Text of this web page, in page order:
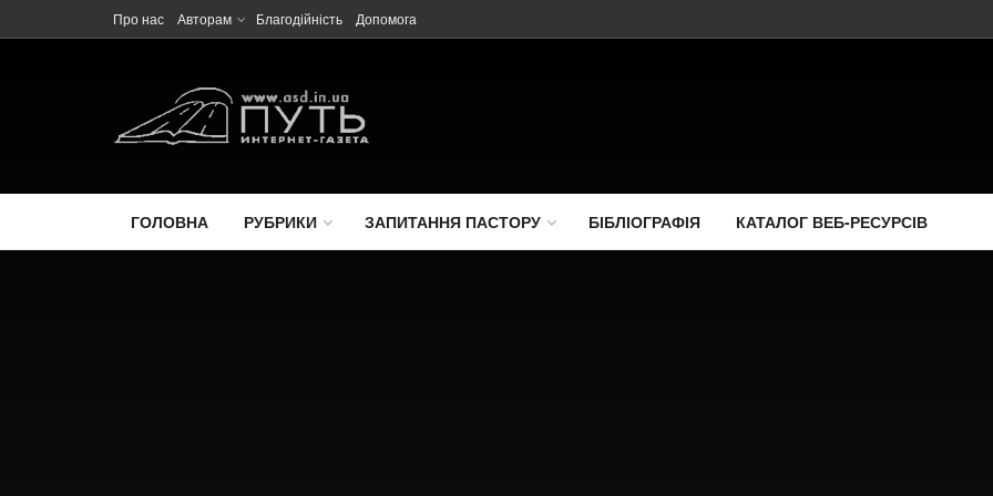
Про нас Авторам Благодійність Допомога
ГОЛОВНА РУБРИКИ ЗАПИТАННЯ ПАСТОРУ БІБЛІОГРАФІЯ КАТАЛОГ ВЕБ-РЕСУРСІВ